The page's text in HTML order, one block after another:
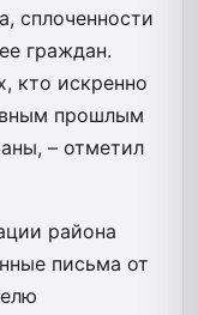
сплоченности
граждан.
кто искренно
прошлым
– отметил
района
письма от